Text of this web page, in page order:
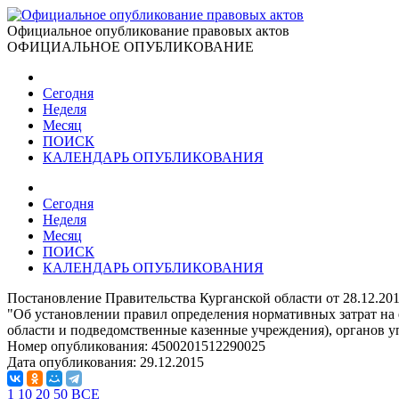
Официальное опубликование правовых актов
ОФИЦИАЛЬНОЕ ОПУБЛИКОВАНИЕ
Сегодня
Неделя
Месяц
ПОИСК
КАЛЕНДАРЬ ОПУБЛИКОВАНИЯ
Сегодня
Неделя
Месяц
ПОИСК
КАЛЕНДАРЬ ОПУБЛИКОВАНИЯ
Постановление Правительства Курганской области от
"Об установлении правил определения нормативных затрат
области и подведомственные казенные учреждения),
Номер опубликования: 4500201512290025
Дата опубликования: 29.12.2015
1 10 20 50 ВСЕ